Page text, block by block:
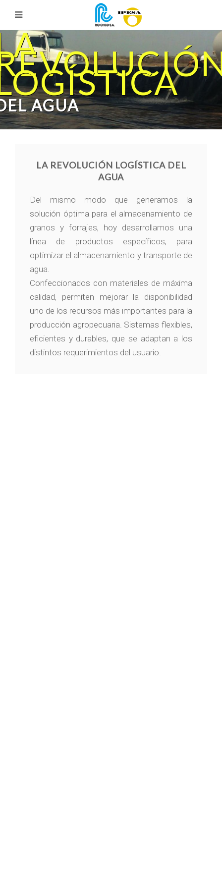
AGUA
LA REVOLUCIÓN LOGÍSTICA DEL
AGUA
Del mismo modo que generamos la
solución óptima para el almacenamiento de
granos y forrajes, hoy desarrollamos una
línea de productos específicos, para
optimizar el almacenamiento y transporte de
agua.
Confeccionados con materiales de máxima
calidad, permiten mejorar la disponibilidad
uno de los recursos más importantes para la
producción agropecuaria. Sistemas flexibles,
eficientes y durables, que se adaptan a los
distintos requerimientos del usuario.